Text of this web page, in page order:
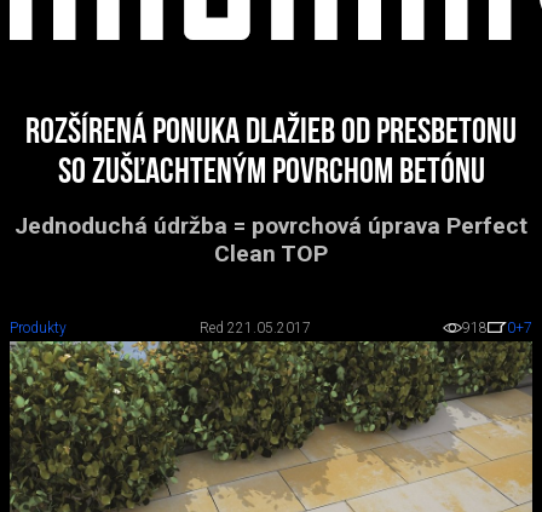
Rozšírená ponuka dlažieb od Presbetonu
so zušľachteným povrchom betónu
Jednoduchá údržba = povrchová úprava Perfect
Clean TOP
Produkty Red 221.05.2017 918 0+7